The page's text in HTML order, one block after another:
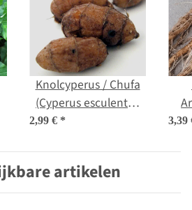
Knolcyperus / Chufa
(Cyperus esculentus
var. sativus)
2,99 € * 3,39
artikelen